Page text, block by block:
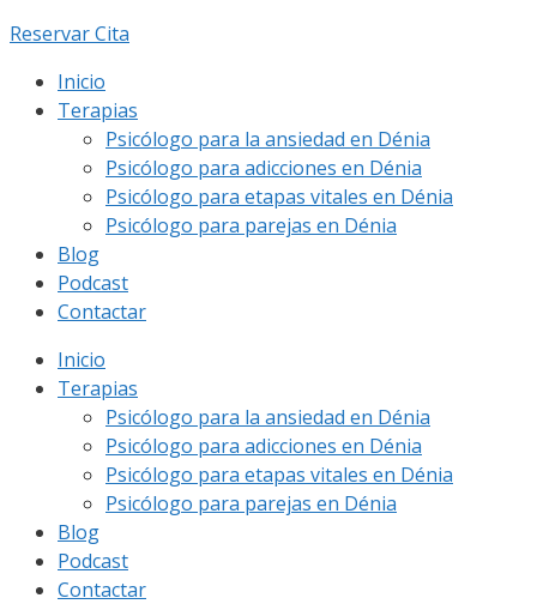
Reservar Cita
Inicio
Terapias
Psicólogo para la ansiedad en Dénia
Psicólogo para adicciones en Dénia
Psicólogo para etapas vitales en Dénia
Psicólogo para parejas en Dénia
Blog
Podcast
Contactar
Inicio
Terapias
Psicólogo para la ansiedad en Dénia
Psicólogo para adicciones en Dénia
Psicólogo para etapas vitales en Dénia
Psicólogo para parejas en Dénia
Blog
Podcast
Contactar